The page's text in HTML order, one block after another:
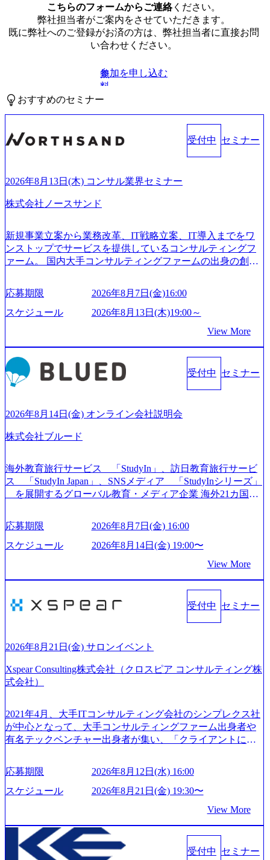
こちらのフォームからご連絡ください。
弊社担当者がご案内をさせていただきます。
既に弊社へのご登録がお済の方は、弊社担当者に直接お問
い合わせください。
無
料
参加を申し込む
おすすめのセミナー
受付中 セミナー
2026年8月13日(木) コンサル業界セミナー
株式会社ノースサンド
新規事業立案から業務改革、IT戦略立案、IT導入までをワ
ンストップでサービスを提供しているコンサルティングフ
ァーム。 国内大手コンサルティングファームの出身の創業
もっと自由に誠実に提案できる会社をつくりたい」「胸を
張って会社が好きだと言えるような家族的な組織をつくり
たい」という想いで会社を設立 PwC・アクセンチュアとい
社出身者など、様々な経歴の社員が活躍しており、働きや
すく魅力的な環境が整っているため、定着率が高いことか
ら「働きがいのある会社」に4年連続ベストカンパニーに選
出されている。 残業時間は平均30時間程度 事業/IT戦略立案
や各種プロジェクトマネジメント、最先端テクノロジーの
をデザインする」というビジョンを掲げ、クライアント目
いることは何かを追究し、本当に価値のある成果を提供し
の736名（2024年1月）に到達。上場を目指し、さらに採用
のスピードを上げている。 人にフォーカスをして急成長す
る唯一無二のコンサルティングファーム【株式会社ノース
サンド 執行役員新山氏、庄司氏インタビュー】 (https://my-vi
2015年に設立され、前年比205%の売上成長を遂げるなど、
急速な成長を遂げている。 ​ 新規事業立案から業務改革、IT
戦略立案、IT導入までをワンストップで提供するコンサル
ティングファームである。 ​- 2025年1月時点で従業員数1,209
名を擁し、事業拡大を続けている。 「人」にフォーカスを
当てたコンサルティング会社として、社員の人間力を強み
としたサービスを提供している。 ​- - 2018年から6年連続で
ティングファームやSIer、事業会社出身者など、多様な経歴
の社員が活躍している。 年間休日120日以上、完全週休2日
制、有給休暇初年度10日（消化率46.3%）、特別休暇5日な
ど、充実した休暇制度を整備している。 ​ 月平均残業時間は
リフレッシュ休暇など、社員同士の交流や健康をサポート
する取り組みが充実している。 2026年8月13日(木) 19:00～2
0:30予定 2026年8月7日(金) 16:00 コンサル業界の動向や業務
界セミナーを実施しています。 ●前回開催時のアンケート
ージのぼんやりしていた部分が明確になりました」「業界
の全体感や実際に働いていらっしゃる方の体感的なお話を
応募期限
2026年8月7日(金)16:00
スケジュール
2026年8月13日(木)19:00～
View More
受付中 セミナー
2026年8月14日(金) オンライン会社説明会
株式会社ブルード
海外教育旅行サービス 「StudyIn」、訪日教育旅行サービ
ス 「StudyIn Japan」、SNSメディア 「StudyInシリーズ」
を展開するグローバル教育・メディア企業 海外21カ国と
育支援サービスを提供している 動画メディア事業を基盤と
して、留学支援・訪日教育旅行・SNSマーケティング事業
を展開している Mission:より多くの人に、グローバルという
ラになる Value： INTEGRITY誠実であろう 素直に心を開い
て伝える、自責かつ利他の精神で動く、謙虚な姿勢でウソ
る、失敗を恐れずにふみだす、執着心をもって没頭する O
WNERSHIP当事者であろう みずから決めてみずから動く、
だわろう 今すぐ決める、すばやく動く、まず成果物をだす
回す、結果が出るまでやり抜く 2026年8月14日(金) 19:00〜2
0:00 (60分) 2026年8月7日(金) 16:00 本説明会は、選考の前段
です。評価の場ではないため、キャリアを検討中の段階の
方にもご参加いただけます。 連休中の平日夜という日程の
ため、在職中の方も有給を取得することなく、現職への配
慮なくご参加いただけます。帰省先からのオンライン参加
旅行事業の内容とビジネスモデル/今後の構想・事業展開/入
社後のキャリアパス ・質疑応答(20分) オンライン (Google M
eet) ・営業・マーケティングなど、ビジネスサイドでのキャ
リアを検討されている方 ・転職を具体的に決めてはいない
が、情報収集を進めたい段階の方 ・東京・大阪での勤務を
希望される方
応募期限
2026年8月7日(金) 16:00
スケジュール
2026年8月14日(金) 19:00〜
View More
受付中 セミナー
2026年8月21日(金) サロンイベント
Xspear Consulting株式会社（クロスピア コンサルティング株
式会社）
2021年4月、大手ITコンサルティング会社のシンプレクス社
が中心となって、大手コンサルティングファーム出身者や
有名テックベンチャー出身者が集い、「クライアントにと
い」という想いの下で立ち上げた新鋭ファーム テクノロジ
ーがビジネスの成功に大きな影響力を持つDX時代におい
て、20年以上にわたってFintech業界を中心に最先端テクノ
つ、あらゆる業種・業界のクライアントの企業価値の最大
化を支援するために、戦略策定、組織改革、人材育成、業
務改善、実行支援などのコンサルティングサービスを一気
通貫で提供するのが特徴（いわゆる総合コンサルティング
応募期限
2026年8月12日(水) 16:00
スケジュール
2026年8月21日(金) 19:30〜
View More
受付中 セミナー